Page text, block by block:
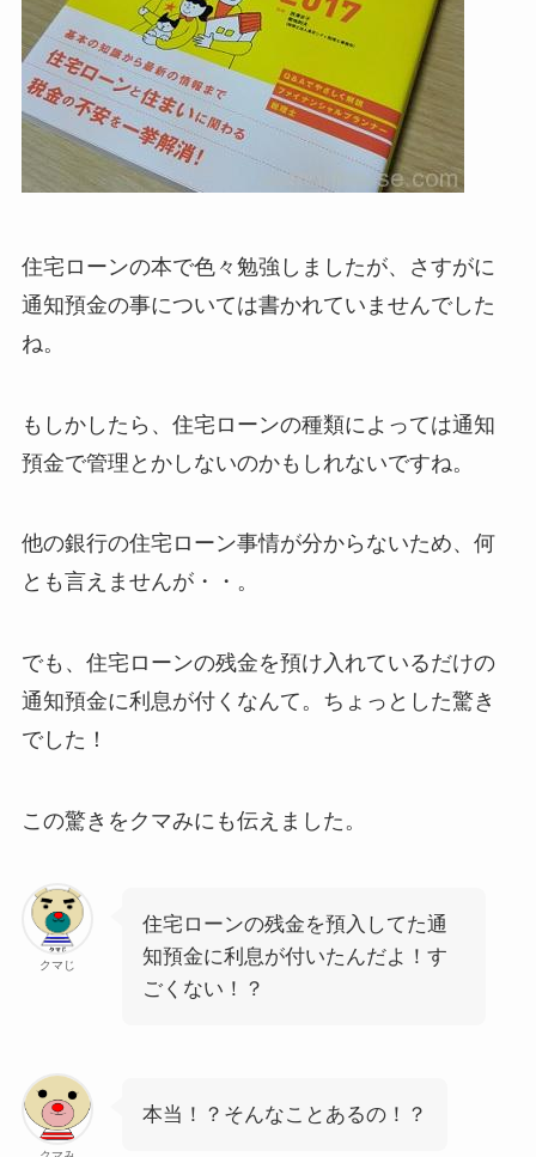
住宅ローンの本で色々勉強しましたが、さすがに
通知預金の事については書かれていませんでした
ね。
もしかしたら、住宅ローンの種類によっては通知
預金で管理とかしないのかもしれないですね。
他の銀行の住宅ローン事情が分からないため、何
とも言えませんが・・。
でも、住宅ローンの残金を預け入れているだけの
通知預金に利息が付くなんて。ちょっとした驚き
でした！
この驚きをクマみにも伝えました。
クマじ
住宅ローンの残金を預入してた通
知預金に利息が付いたんだよ！す
ごくない！？
本当！？そんなことあるの！？